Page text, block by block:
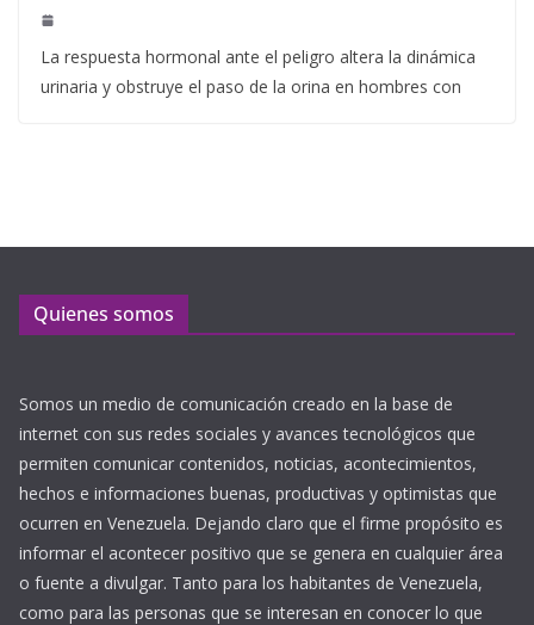
La respuesta hormonal ante el peligro altera la dinámica
urinaria y obstruye el paso de la orina en hombres con
Quienes somos
Somos un medio de comunicación creado en la base de
internet con sus redes sociales y avances tecnológicos que
permiten comunicar contenidos, noticias, acontecimientos,
hechos e informaciones buenas, productivas y optimistas que
ocurren en Venezuela. Dejando claro que el firme propósito es
informar el acontecer positivo que se genera en cualquier área
o fuente a divulgar. Tanto para los habitantes de Venezuela,
como para las personas que se interesan en conocer lo que